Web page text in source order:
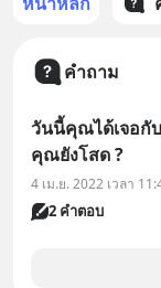
คำถาม
วันนี้คุณได้เจอกั
คุณยังโสด ?
4 เม.ย. 2022 เวลา
2 คำตอบ